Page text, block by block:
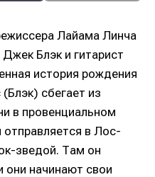
Лайама Линча
Блэк и гитарист
история рождения
сбегает из
в провенциальном
отправляется в Лос-
зведой. Там он
они начинают свои